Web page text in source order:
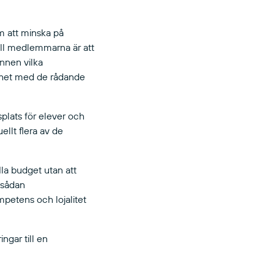
att minska på
medlemmarna är att
vilka
med de rådande
för elever och
flera av de
budget utan att
och lojalitet
till en